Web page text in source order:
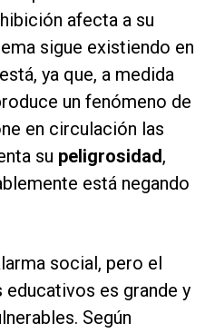
afecta a su
sigue existiendo en
ya que, a medida
un fenómeno de
en circulación las
su peligrosidad,
está negando
social, pero el
es grande y
Según